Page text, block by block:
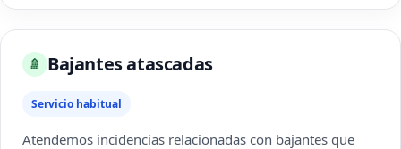
🚿 Bajantes atascadas
Servicio habitual
Atendemos incidencias relacionadas con bajantes que